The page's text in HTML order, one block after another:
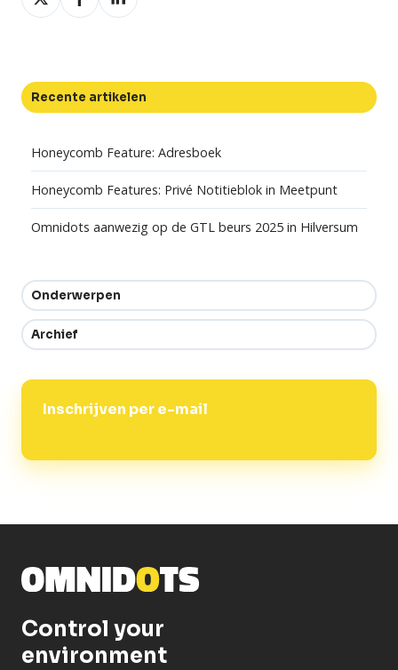
op
op
op
Recente artikelen
Honeycomb Feature: Adresboek
Honeycomb Features: Privé Notitieblok in Meetpunt
Omnidots aanwezig op de GTL beurs 2025 in Hilversum
Onderwerpen
Archief
Inschrijven per e-mail
Control your
environment